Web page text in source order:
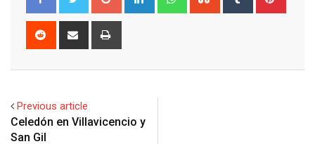
Reddit
Share
Previous article
Celedón en Villavicencio y